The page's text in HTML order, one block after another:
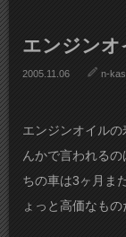
エンジンオ
2005.11.06 n-
エンジンオイル
んかで言われる
ちの車は3ヶ月ま
ょっと高価なもの